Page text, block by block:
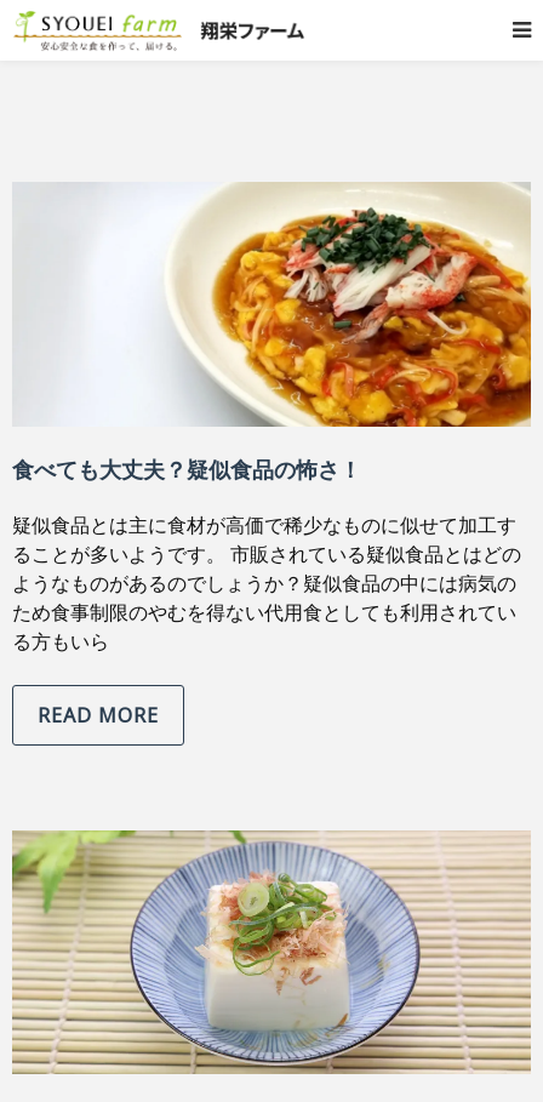
食べても大丈夫？疑似食品の怖さ！
疑似食品とは主に食材が高価で稀少なものに似せて加工す
ることが多いようです。 市販されている疑似食品とはどの
ようなものがあるのでしょうか？疑似食品の中には病気の
ため食事制限のやむを得ない代用食としても利用されてい
る方もいら
READ MORE